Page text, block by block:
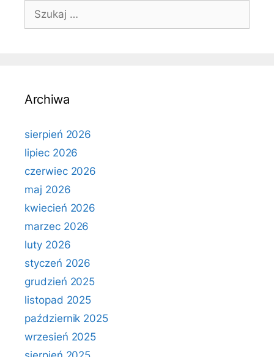
Szukaj:
Archiwa
sierpień 2026
lipiec 2026
czerwiec 2026
maj 2026
kwiecień 2026
marzec 2026
luty 2026
styczeń 2026
grudzień 2025
listopad 2025
październik 2025
wrzesień 2025